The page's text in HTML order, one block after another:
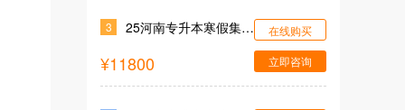
3 25河南专升本寒假集训营
¥11800
在线购买
立即咨询